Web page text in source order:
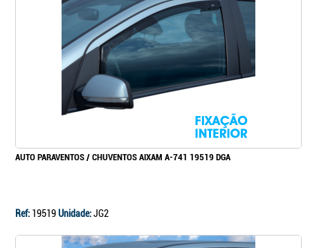
AUTO PARAVENTOS / CHUVENTOS AIXAM A-741 19519 DGA
Ref: 19519Unidade:JG2